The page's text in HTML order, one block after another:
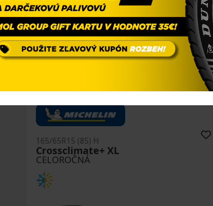
CELOROČNÁ
Crossclimate+ XL
165/65R15 (85) H